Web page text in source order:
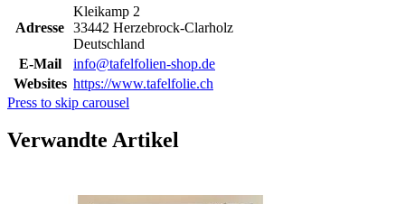
Adresse
Kleikamp 2
33442 Herzebrock-Clarholz
Deutschland
E-Mail
info@tafelfolien-shop.de
Websites https://www.tafelfolie.ch
Press to skip carousel
Verwandte Artikel